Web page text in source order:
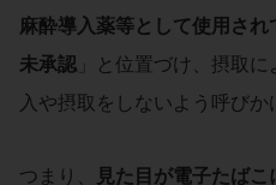
麻酔導入薬等として使用さ
未承認 」と位置づけ、摂取
入や摂取をしないよう呼びか
つまり、
見た目が電子たば